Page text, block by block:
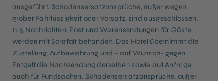
ausgeführt. Schadensersatzansprüche, außer wegen
grober Fahrlässigkeit oder Vorsatz, sind ausgeschlossen.
11.5 Nachrichten, Post und Warensendungen für Gäste
werden mit Sorgfalt behandelt. Das Hotel übernimmt die
Zustellung, Aufbewahrung und – auf Wunsch- gegen
Entgelt die Nachsendung derselben sowie auf Anfrage
auch für Fundsachen. Schadensersatzansprüche, außer